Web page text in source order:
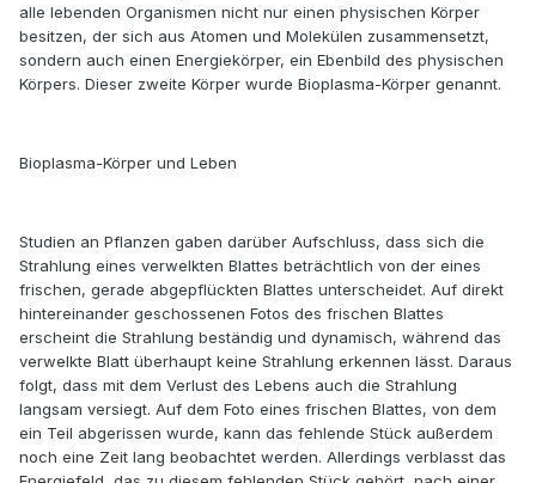
alle lebenden Organismen nicht nur einen physischen Körper
besitzen, der sich aus Atomen und Molekülen zusammensetzt,
sondern auch einen Energiekörper, ein Ebenbild des physischen
Körpers. Dieser zweite Körper wurde Bioplasma-Körper genannt.
Bioplasma-Körper und Leben
Studien an Pflanzen gaben darüber Aufschluss, dass sich die
Strahlung eines verwelkten Blattes beträchtlich von der eines
frischen, gerade abgepflückten Blattes unterscheidet. Auf direkt
hintereinander geschossenen Fotos des frischen Blattes
erscheint die Strahlung beständig und dynamisch, während das
verwelkte Blatt überhaupt keine Strahlung erkennen lässt. Daraus
folgt, dass mit dem Verlust des Lebens auch die Strahlung
langsam versiegt. Auf dem Foto eines frischen Blattes, von dem
ein Teil abgerissen wurde, kann das fehlende Stück außerdem
noch eine Zeit lang beobachtet werden. Allerdings verblasst das